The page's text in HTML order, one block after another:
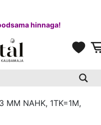
hinnaga!
MM NAHK, 1TK=1M,